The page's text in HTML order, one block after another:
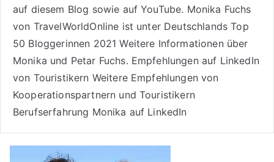
auf diesem Blog sowie aufYouTube. Monika Fuchs
von TravelWorldOnline ist unter Deutschlands Top
50 Bloggerinnen 2021 Weitere Informationen über
Monika und Petar Fuchs. Empfehlungen auf LinkedIn
von Touristikern Weitere Empfehlungen von
Kooperationspartnern und Touristikern
Berufserfahrung Monika auf LinkedIn